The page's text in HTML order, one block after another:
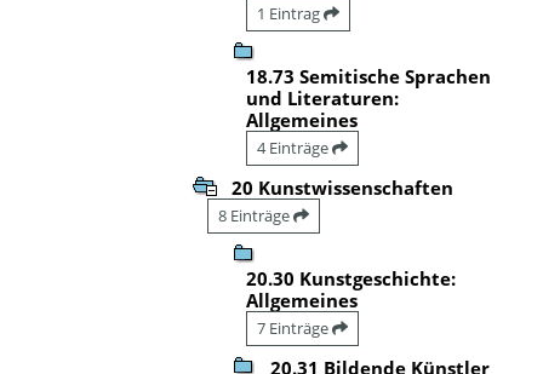
1 Eintrag
18.73 Semitische Sprachen
und Literaturen:
Allgemeines
4 Einträge
20 Kunstwissenschaften
8 Einträge
20.30 Kunstgeschichte:
Allgemeines
7 Einträge
20.31 Bildende Künstler